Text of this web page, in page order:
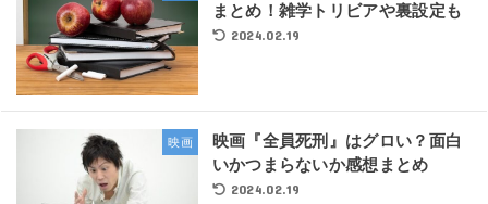
まとめ！雑学トリビアや裏設定も
2024.02.19
映画
映画『全員死刑』はグロい？面白
いかつまらないか感想まとめ
2024.02.19